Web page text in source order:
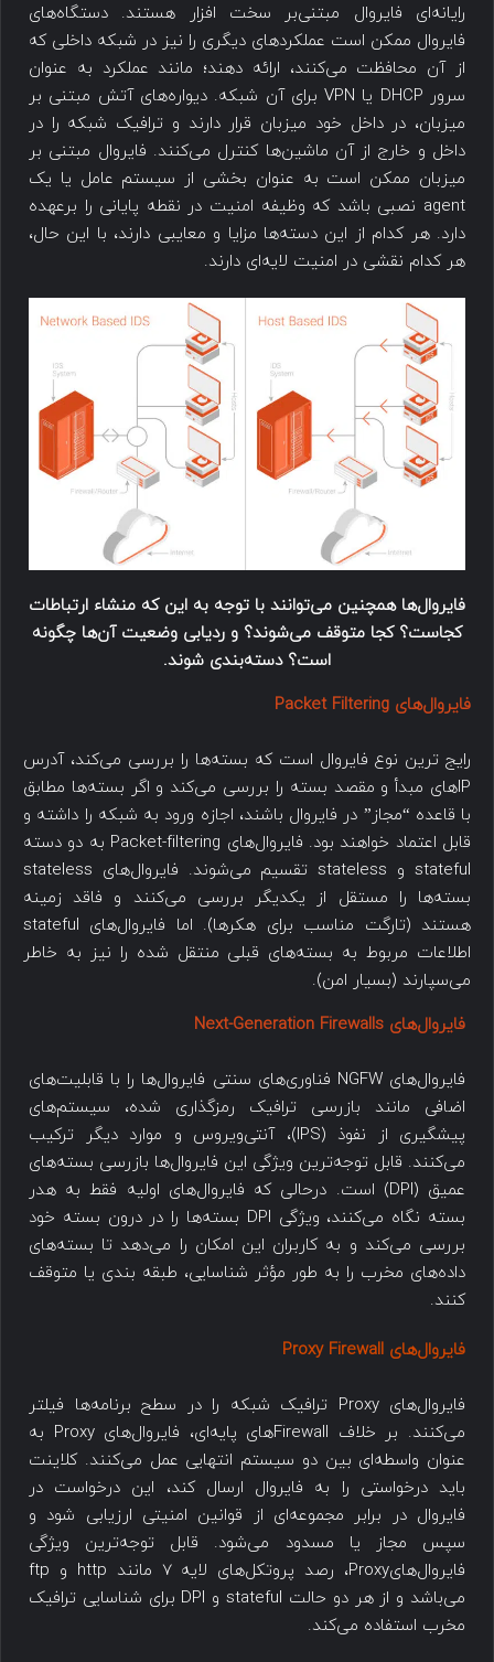
رایانه‌ای فایروال مبتنی‌بر سخت افزار هستند. دستگاه‌های
فایروال ممکن است عملکردهای دیگری را نیز در شبکه داخلی که
از آن محافظت می‌کنند، ارائه دهند؛ مانند عملکرد به عنوان
سرور DHCP یا VPN برای آن شبکه. دیواره‌های آتش مبتنی بر
میزبان، در داخل خود میزبان قرار دارند و ترافیک شبکه را در
داخل و خارج از آن ماشین‌ها کنترل می‌کنند. فایروال مبتنی بر
میزبان ممکن است به عنوان بخشی از سیستم عامل یا یک
agent نصبی باشد که وظیفه امنیت در نقطه پایانی را برعهده
دارد. هر کدام از این دسته‌ها مزایا و معایبی دارند، با این حال،
هر کدام نقشی در امنیت لایه‌ای دارند.
فایروال‌ها همچنین می‌توانند با توجه به این که منشاء ارتباطات
کجاست؟ کجا متوقف می‌شوند؟ و ردیابی وضعیت آن‌ها چگونه
است؟ دسته‌بندی شوند.
فایروال‌های Packet Filtering
رایج ترین نوع فایروال است که بسته‌ها را بررسی می‌کند، آدرس
IP‌های مبدأ و مقصد بسته را بررسی می‌کند و اگر بسته‌ها مطابق
با قاعده “مجاز” در فایروال باشند، اجازه ورود به شبکه را داشته و
قابل اعتماد خواهند بود. فایروال‌های Packet-filtering به دو دسته
stateful و stateless تقسیم می‌شوند. فایروال‌های stateless
بسته‌ها را مستقل از یکدیگر بررسی می‌کنند و فاقد زمینه
هستند (تارگت مناسب برای هکرها). اما فایروال‌های stateful
اطلاعات مربوط به بسته‌های قبلی منتقل شده را نیز به خاطر
می‌سپارند (بسیار امن).
فایروال‌های Next-Generation Firewalls
فایروال‌های NGFW فناوری‌های سنتی فایروال‌ها را با قابلیت‌های
اضافی مانند بازرسی ترافیک رمزگذاری شده، سیستم‌های
پیشگیری از نفوذ (IPS)، آنتی‌ویروس و موارد دیگر ترکیب
می‌کنند. قابل توجه‌ترین ویژگی این فایروال‌ها بازرسی بسته‌های
عمیق (DPI) است. درحالی که فایروال‌های اولیه فقط به هدر
بسته نگاه می‌کنند، ویژگی DPI بسته‌ها را در درون بسته خود
بررسی می‌کند و به کاربران این امکان را می‌دهد تا بسته‌های
داده‌های مخرب را به طور مؤثر شناسایی، طبقه بندی یا متوقف
کنند.
فایروال‌های Proxy Firewall
فایروال‌های Proxy ترافیک شبکه را در سطح برنامه‌ها فیلتر
می‌کنند. بر خلاف Firewall‌های پایه‌ای، فایروال‌های Proxy به
عنوان واسطه‌ای بین دو سیستم انتهایی عمل می‌کنند. کلاینت
باید درخواستی را به فایروال ارسال کند، این درخواست در
فایروال در برابر مجموعه‌ای از قوانین امنیتی ارزیابی شود و
سپس مجاز یا مسدود می‌شود. قابل توجه‌ترین ویژگی
فایروال‌هایProxy، رصد پروتکل‌های لایه 7 مانند http و ftp
می‌باشد و از هر دو حالت stateful و DPI برای شناسایی ترافیک
مخرب استفاده می‌کند.